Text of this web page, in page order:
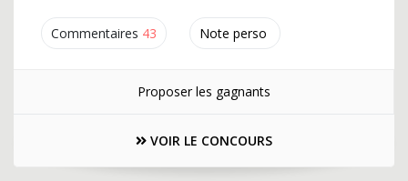
Commentaires 43 Note perso
Proposer les gagnants
VOIR LE CONCOURS